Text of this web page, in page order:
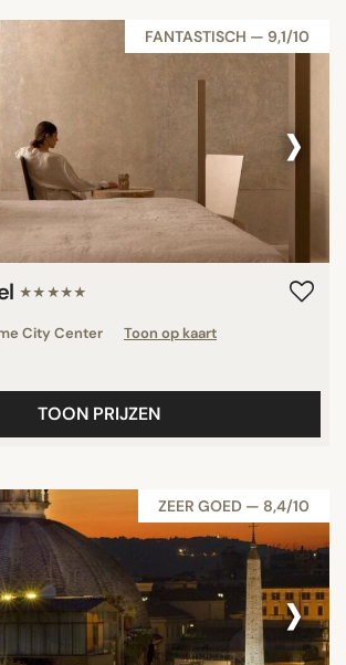
FANTASTISCH — 9,1/10
›
★★★★★
City Center
Toon op kaart
TOON PRIJZEN
ZEER GOED — 8,4/10
›